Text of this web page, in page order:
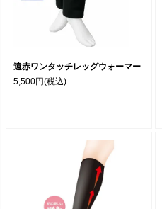
遠赤ワンタッチレッグウォーマー
5,500円(税込)